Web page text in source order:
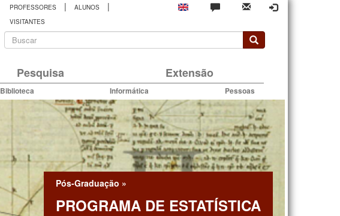
PROFESSORES | ALUNOS |
VISITANTES
Formulário
busca
Pesquisa Extensão
Biblioteca Informática Pessoas
Pós-Graduação »
PROGRAMA DE ESTATÍSTICA